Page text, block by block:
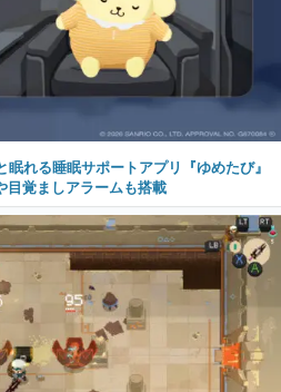
れる睡眠サポートアプリ『ゆめたび』
目覚ましアラームも搭載